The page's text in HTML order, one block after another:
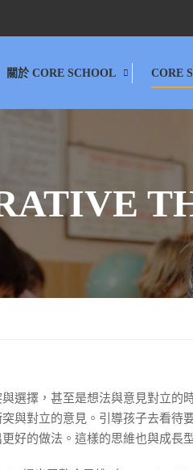
關於 CORE SCHOOL CORE
選擇，甚至是想法與意見對立
與對立的意見。引導孩子去看
好的做法。這樣的思維也與成長